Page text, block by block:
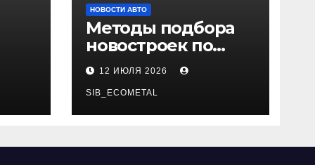
НОВОСТИ АВТО
Методы подбора
новостроек по
заданным
критериям
12 ИЮЛЯ 2026
SIB_ECOMETAL